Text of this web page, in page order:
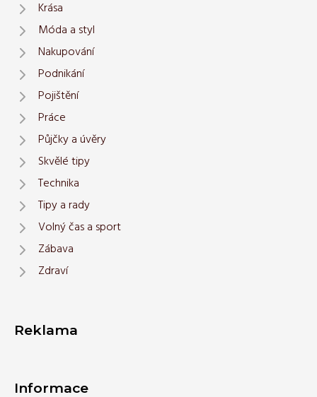
Krása
Móda a styl
Nakupování
Podnikání
Pojištění
Práce
Půjčky a úvěry
Skvělé tipy
Technika
Tipy a rady
Volný čas a sport
Zábava
Zdraví
Reklama
Informace